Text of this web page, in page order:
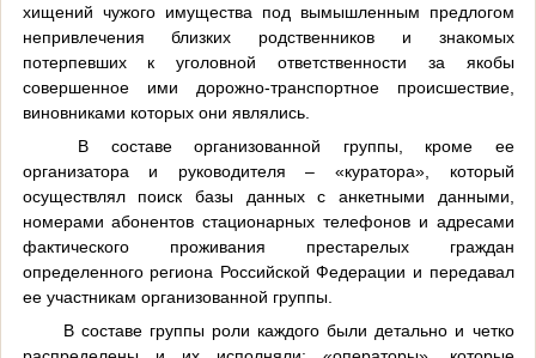
хищений чужого имущества под вымышленным предлогом
непривлечения близких родственников и знакомых
потерпевших к уголовной ответственности за якобы
совершенное ими дорожно-транспортное происшествие,
виновниками которых они являлись.
В составе организованной группы, кроме ее
организатора и руководителя – «куратора», который
осуществлял поиск базы данных с анкетными данными,
номерами абонентов стационарных телефонов и адресами
фактического проживания престарелых граждан
определенного региона Российской Федерации и передавал
ее участникам организованной группы.
В составе группы роли каждого были детально и четко